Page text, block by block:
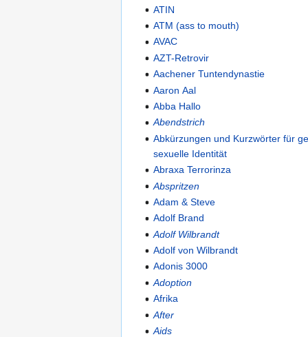
ATIN
ATM (ass to mouth)
AVAC
AZT-Retrovir
Aachener Tuntendynastie
Aaron Aal
Abba Hallo
Abendstrich
Abkürzungen und Kurzwörter für
sexuelle Identität
Abraxa Terrorinza
Abspritzen
Adam & Steve
Adolf Brand
Adolf Wilbrandt
Adolf von Wilbrandt
Adonis 3000
Adoption
Afrika
After
Aids